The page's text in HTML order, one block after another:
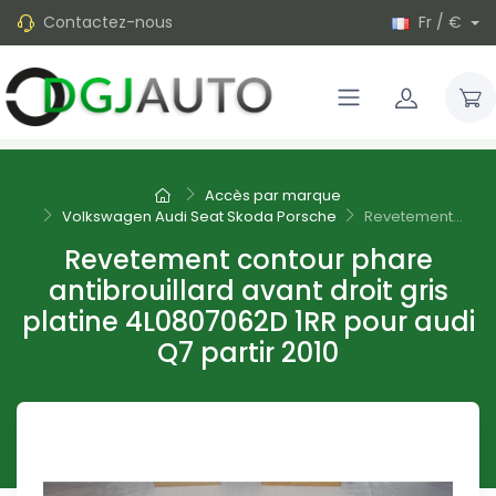
Contactez-nous Fr / €
Accès par marque
Volkswagen Audi Seat Skoda Porsche
Revetement...
Revetement contour phare
antibrouillard avant droit gris
platine 4L0807062D 1RR pour audi
Q7 partir 2010